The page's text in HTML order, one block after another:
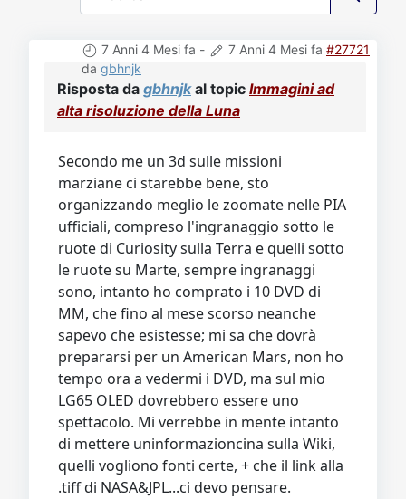
7 Anni 4 Mesi fa - 7 Anni 4 Mesi fa #27721
da gbhnjk
Risposta da gbhnjkal topic Immagini ad
alta risoluzione della Luna
Secondo me un 3d sulle missioni
marziane ci starebbe bene, sto
organizzando meglio le zoomate nelle PIA
ufficiali, compreso l'ingranaggio sotto le
ruote di Curiosity sulla Terra e quelli sotto
le ruote su Marte, sempre ingranaggi
sono, intanto ho comprato i 10 DVD di
MM, che fino al mese scorso neanche
sapevo che esistesse; mi sa che dovrà
prepararsi per un American Mars, non ho
tempo ora a vedermi i DVD, ma sul mio
LG65 OLED dovrebbero essere uno
spettacolo. Mi verrebbe in mente intanto
di mettere uninformazioncina sulla Wiki,
quelli vogliono fonti certe, + che il link alla
.tiff di NASA&JPL...ci devo pensare.